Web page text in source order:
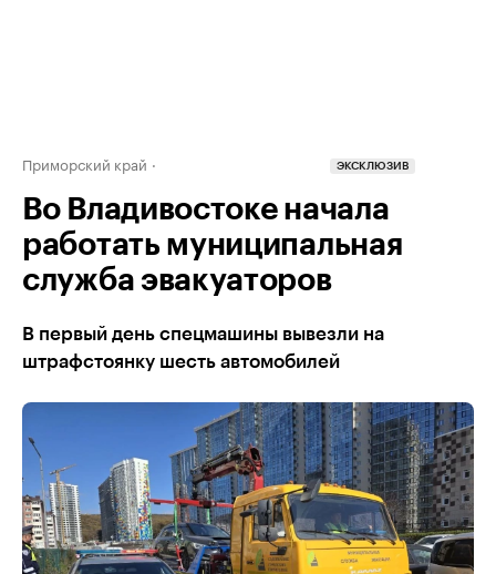
Приморский край ЭКСКЛЮЗИВ
Во Владивостоке начала
работать муниципальная
служба эвакуаторов
В первый день спецмашины вывезли на
штрафстоянку шесть автомобилей